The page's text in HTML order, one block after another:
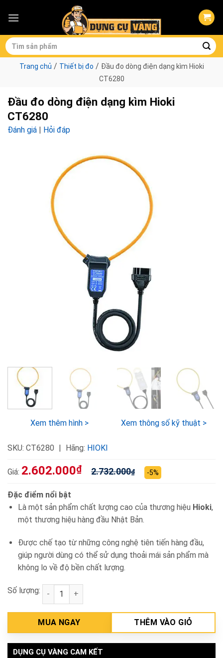
Tìm
kiếm:
Trang chủ / Thiết bị đo / Đầu đo dòng điện dạng kìm Hioki
CT6280
Đầu đo dòng điện dạng kìm Hioki
CT6280
Đánh giá | Hỏi đáp
Xem thêm hình > Xem thông số kỹ thuật >
SKU: CT6280 Hãng: HIOKI
Giá: 2.602.000₫ 2.732.000₫ -5%
Đặc điểm nổi bật
Là một sản phẩm chất lượng cao của thương hiệu Hioki,
một thương hiệu hàng đầu Nhật Bản.
Được chế tạo từ những công nghệ tiên tiến hàng đầu,
giúp người dùng có thể sử dụng thoải mái sản phẩm mà
không lo về độ bền chất lượng.
Số lượng: Đầu đo dòng điện dạng kìm Hioki CT6280 số lượng
MUA NGAY THÊM VÀO GIỎ
DỤNG CỤ VÀNG CAM KẾT